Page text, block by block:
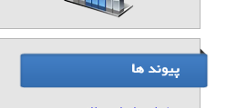
» آگهی برنزی (توان ۱)
بازرگانی – دادگستر نصر